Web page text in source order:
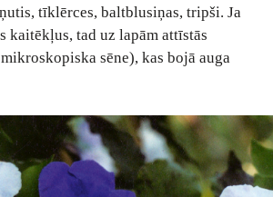
tīklērces, baltblusiņas, tripši. Ja
kaitēkļus, tad uz lapām attīstās
sēne), kas bojā auga